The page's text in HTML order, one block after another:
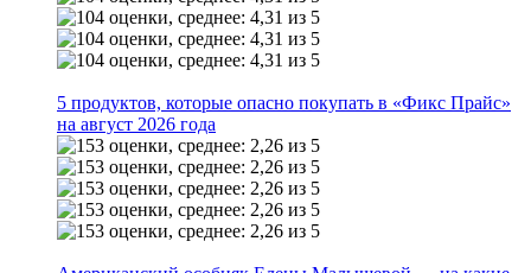
5 продуктов, которые опасно покупать в «Фикс Прайс»
на август 2026 года